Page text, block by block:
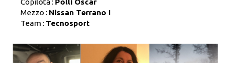
Copilota : Polli Oscar
Mezzo : Nissan Terrano I
Team : Tecnosport